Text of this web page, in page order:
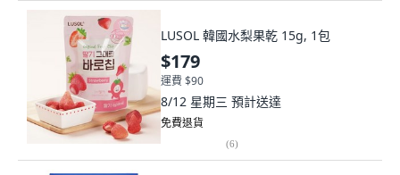
LUSOL 韓國水梨果乾 15g, 1包
$179
運費 $90
8/12 星期三 預計送達
免費退貨
(6)